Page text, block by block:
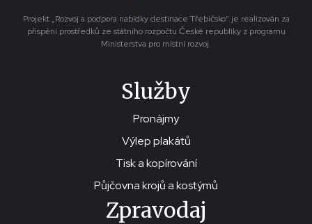
Projekt „Rozvoj a podpora nabídky destinace Třebíčsko“ je realizován za
přispění prostředků ze státního rozpočtu České republiky z programu
Ministerstva pro místní rozvoj.
Služby
Pronájmy
Výlep plakátů
Tisk a kopírování
Půjčovna krojů a kostýmů
Zpravodaj